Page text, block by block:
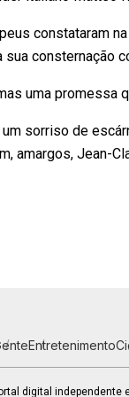
constataram
sua consternação
uma promessa
sorriso de
amargos, Jean-
Entretenimento
digital